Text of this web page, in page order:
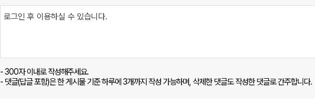
- 300자 이내로 작성해주세요.
- 댓글(답글 포함)은 한 게시물 기준 하루에 3개까지 작성 가능하며, 삭제한 댓글도 작성한 댓글로 간주합니다.